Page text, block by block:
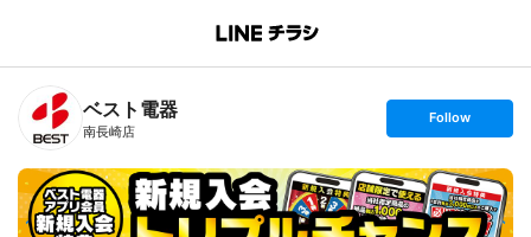
B
n
T
ベスト電器
南長崎店
s
t
o
l
l
o
w
Follow